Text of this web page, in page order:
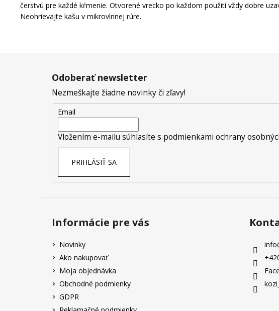
čerstvú pre každé kŕmenie. Otvorené vrecko po každom použití vždy dobre
Neohrievajte kašu v mikrovlnnej rúre.
Z
Odoberať newsletter
Nezmeškajte žiadne novinky či zľavy!
Email
Vložením e-mailu súhlasíte s podmienkami ochrany
PRIHLÁSIŤ SA
Informácie pre vás
Novinky
Ako nakupovať
Moja objednávka
Obchodné podmienky
GDPR
info